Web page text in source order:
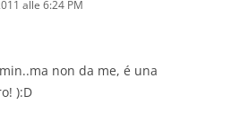
alle 6:24 PM
non da me, é una
):D